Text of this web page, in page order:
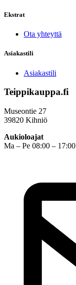
Ekstrat
Ota yhteyttä
Asiakastili
Asiakastili
Teippikauppa.fi
Museontie 27
39820 Kihniö
Aukioloajat
Ma – Pe 08:00 – 17:00